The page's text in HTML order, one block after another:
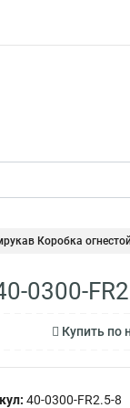
Коробка
0300-
Купить по
40-0300-FR2.5-8